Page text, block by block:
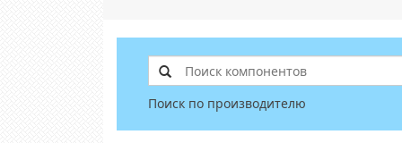
Поиск по производителю